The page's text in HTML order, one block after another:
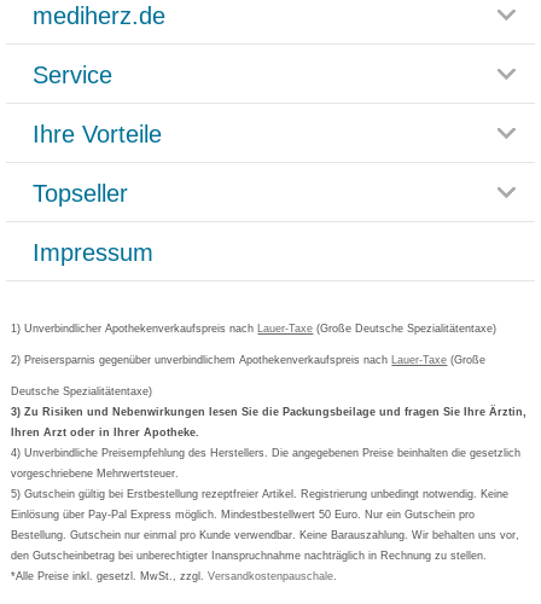
mediherz.de
Glossar
Häufig gestellte Fragen
Datenschutz
AGB
Cookie-Einstellungen
Vertrag widerrufen
Service
Rücksendemöglichkeit
Paketlieferstatus
Versandkosten
Bestellschein ausfüllen
Newsletteranmeldung
Ihre Vorteile
Rezeptlieferung
Bonusprogramm
Gutschein und Rabatte
Kundenbewertung
Topseller
Grippostad
Bepanthen
Formoline
Wick
Eucerin
Basica
Impressum
1) Unverbindlicher Apothekenverkaufspreis nach Lauer-Taxe (Große Deutsche Spezialitätentaxe)
2) Preisersparnis gegenüber unverbindlichem Apothekenverkaufspreis nach Lauer-Taxe (Große
Deutsche Spezialitätentaxe)
3) Zu Risiken und Nebenwirkungen lesen Sie die Packungsbeilage und fragen Sie Ihre Ärztin,
Ihren Arzt oder in Ihrer Apotheke.
4) Unverbindliche Preisempfehlung des Herstellers. Die angegebenen Preise beinhalten die gesetzlich
vorgeschriebene Mehrwertsteuer.
5) Gutschein gültig bei Erstbestellung rezeptfreier Artikel. Registrierung unbedingt notwendig. Keine
Einlösung über Pay-Pal Express möglich. Mindestbestellwert 50 Euro. Nur ein Gutschein pro
Bestellung. Gutschein nur einmal pro Kunde verwendbar. Keine Barauszahlung. Wir behalten uns vor,
den Gutscheinbetrag bei unberechtigter Inanspruchnahme nachträglich in Rechnung zu stellen.
*Alle Preise inkl. gesetzl. MwSt., zzgl.Versandkostenpauschale